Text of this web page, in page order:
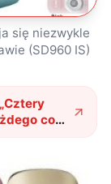
się niezwykle
(SD960 IS)
„Cztery
coś